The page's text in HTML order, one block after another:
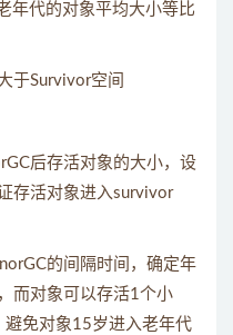
年代的对象平均大小等比
于Survivor空间
后存活对象的大小，设
存活对象进入survivor
的间隔时间，确定年
而对象可以存活1个小
免对象15岁进入老年代